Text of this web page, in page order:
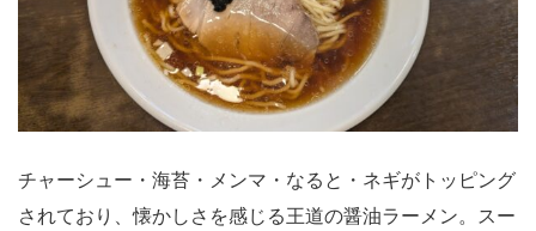
チャーシュー・海苔・メンマ・なると・ネギがトッピング
されており、懐かしさを感じる王道の醤油ラーメン。スー